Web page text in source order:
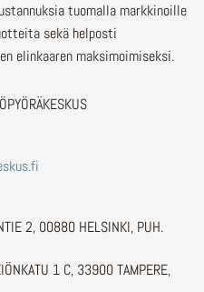
tuomalla markkinoille
sekä helposti
elinkaaren maksimoimiseksi.
2, 00880 HELSINKI, PUH.
1 C, 33900 TAMPERE,